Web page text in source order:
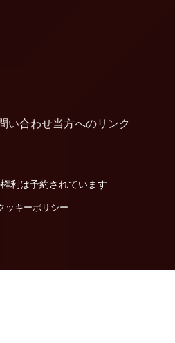
い合わせ当方へのリンク
利は予約されています
ッキーポリシー